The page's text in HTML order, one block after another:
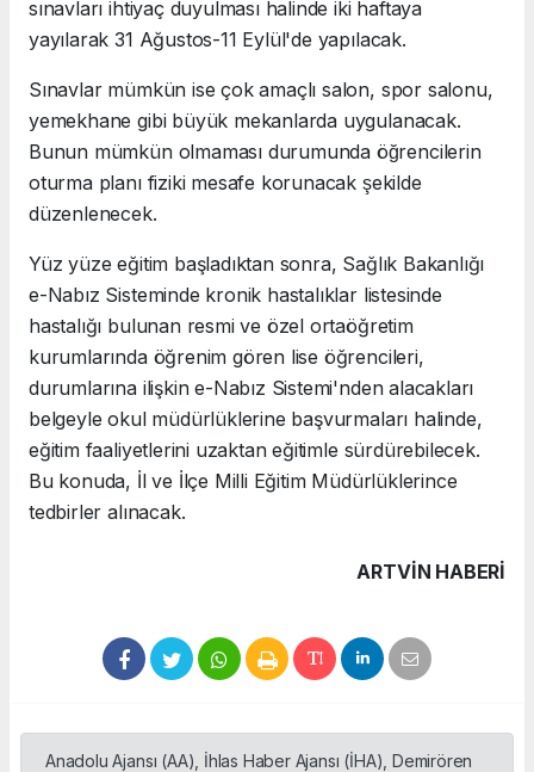
sınavları ihtiyaç duyulması halinde iki haftaya
yayılarak 31 Ağustos-11 Eylül'de yapılacak.
Sınavlar mümkün ise çok amaçlı salon, spor salonu,
yemekhane gibi büyük mekanlarda uygulanacak.
Bunun mümkün olmaması durumunda öğrencilerin
oturma planı fiziki mesafe korunacak şekilde
düzenlenecek.
Yüz yüze eğitim başladıktan sonra, Sağlık Bakanlığı
e-Nabız Sisteminde kronik hastalıklar listesinde
hastalığı bulunan resmi ve özel ortaöğretim
kurumlarında öğrenim gören lise öğrencileri,
durumlarına ilişkin e-Nabız Sistemi'nden alacakları
belgeyle okul müdürlüklerine başvurmaları halinde,
eğitim faaliyetlerini uzaktan eğitimle sürdürebilecek.
Bu konuda, İl ve İlçe Milli Eğitim Müdürlüklerince
tedbirler alınacak.
ARTVIN HABERİ
Anadolu Ajansı (AA), İhlas Haber Ajansı (İHA), Demirören